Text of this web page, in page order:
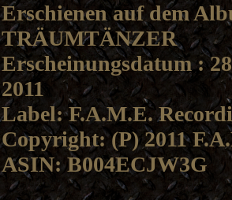
Erschienen auf dem
TRÄUMTÄNZER
Erscheinungsdatum :
2011
Label: F.A.M.E.
Copyright: (P) 2011
ASIN: B004ECJW3G